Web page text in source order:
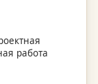
работа